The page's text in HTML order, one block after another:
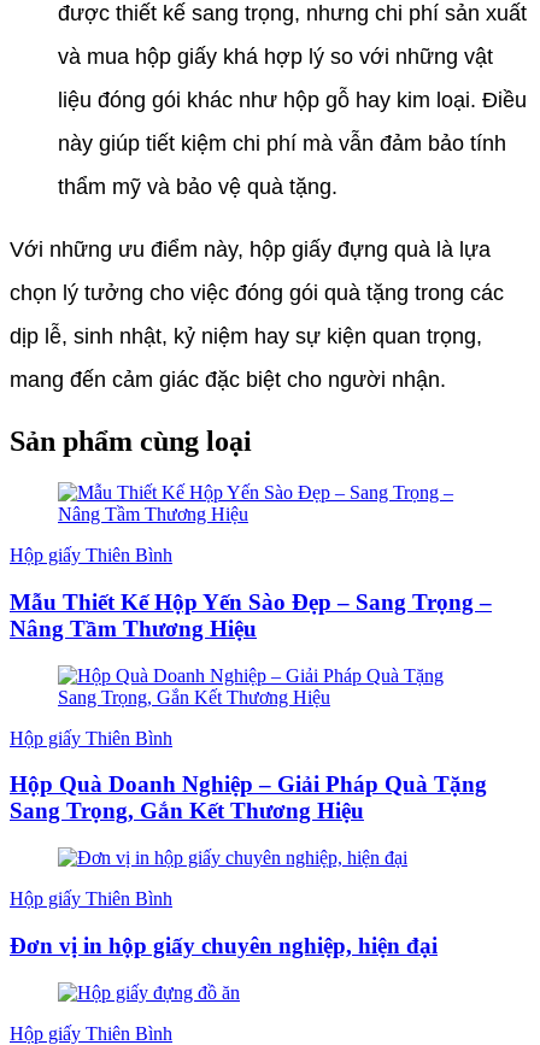
được thiết kế sang trọng, nhưng chi phí sản xuất
và mua hộp giấy khá hợp lý so với những vật
liệu đóng gói khác như hộp gỗ hay kim loại. Điều
này giúp tiết kiệm chi phí mà vẫn đảm bảo tính
thẩm mỹ và bảo vệ quà tặng.
Với những ưu điểm này, hộp giấy đựng quà là lựa
chọn lý tưởng cho việc đóng gói quà tặng trong các
dịp lễ, sinh nhật, kỷ niệm hay sự kiện quan trọng,
mang đến cảm giác đặc biệt cho người nhận.
Sản phẩm cùng loại
Hộp giấy Thiên Bình
Mẫu Thiết Kế Hộp Yến Sào Đẹp – Sang Trọng –
Nâng Tầm Thương Hiệu
Hộp giấy Thiên Bình
Hộp Quà Doanh Nghiệp – Giải Pháp Quà Tặng
Sang Trọng, Gắn Kết Thương Hiệu
Hộp giấy Thiên Bình
Đơn vị in hộp giấy chuyên nghiệp, hiện đại
Hộp giấy Thiên Bình